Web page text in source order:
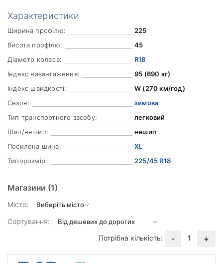
Характеристики
Ширина профілю:
225
Висота профілю:
45
Діаметр колеса:
R18
Індекс навантаження:
95 (690 кг)
Індекс швидкості:
W (270 км/год)
Сезон:
зимова
Тип транспортного засобу:
легковий
Шип/нешип:
нешип
Посилена шина:
XL
Типорозмір:
225/45 R18
Магазини (1)
Місто:
Сортування:
Потрібна кількість:
- 1 +